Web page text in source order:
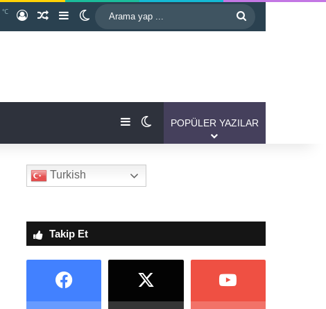
℃ Kayıt OlRastgele Makale
Kenar Bölmesi
Dış görünümü değiştir
Kenar Bölmesi
Dış görünümü değiştir
POPÜLER YAZILAR
Turkish
Takip Et